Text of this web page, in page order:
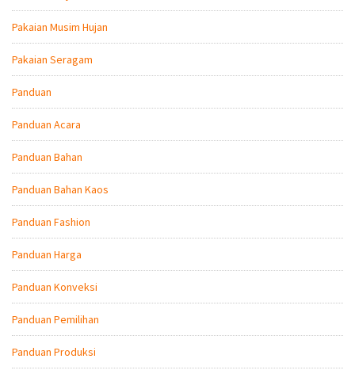
Pakaian Musim Hujan
Pakaian Seragam
Panduan
Panduan Acara
Panduan Bahan
Panduan Bahan Kaos
Panduan Fashion
Panduan Harga
Panduan Konveksi
Panduan Pemilihan
Panduan Produksi